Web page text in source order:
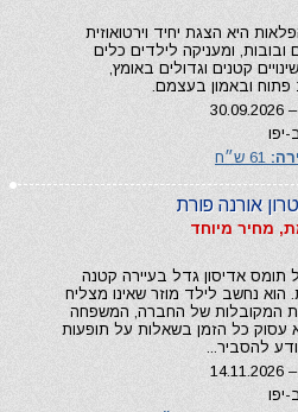
היא הצגת יחיד וירטואוזית
ומעניקה לילדים כלים
קטנים וגדולים באומץ,
ובאמון בעצמם.
יפו
אורנה פורת
מחיר מיוחד
תומס אדיסון גדל בעיירה קטנה
הוא נחשב לילד מוזר שאינו מצליח
המקובלות של החברה, המשפחה
עסוק כל הזמן בשאלות על תופעות
להסביר...
יפו